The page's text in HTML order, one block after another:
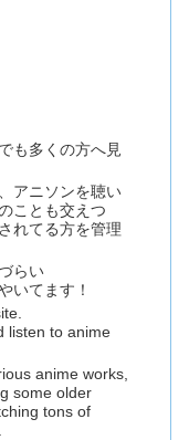
も多くの方へ見
アニソンを聴い
ことも交えつ
れてる方を管理
らい
いてます！
listen to anime
anime works,
some older
tons of